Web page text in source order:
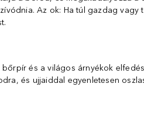
Az ok: Ha túl gazdag
és a világos árnyékok
és ujjaiddal egyenletesen